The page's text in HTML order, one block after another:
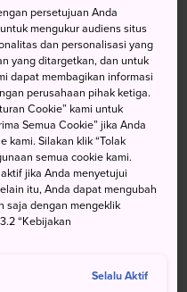
hati pengunjung
untuk wisata
kaki.
air panas paling
persetujuan Anda
mengukur audiens situs
dan personalisasi yang
yang ditargetkan, dan untuk
dapat membagikan informasi
perusahaan pihak ketiga.
Cookie” kami untuk
Semua Cookie” jika Anda
kami. Silakan klik “Tolak
semua cookie kami.
jika Anda menyetujui
itu, Anda dapat mengubah
saja dengan mengeklik
“Kebijakan
Selalu Aktif